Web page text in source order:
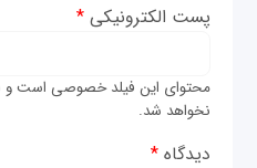
پست الکترونیکی*
محتوای این فیلد خصوصی است و
نخواهد شد.
دیدگاه*